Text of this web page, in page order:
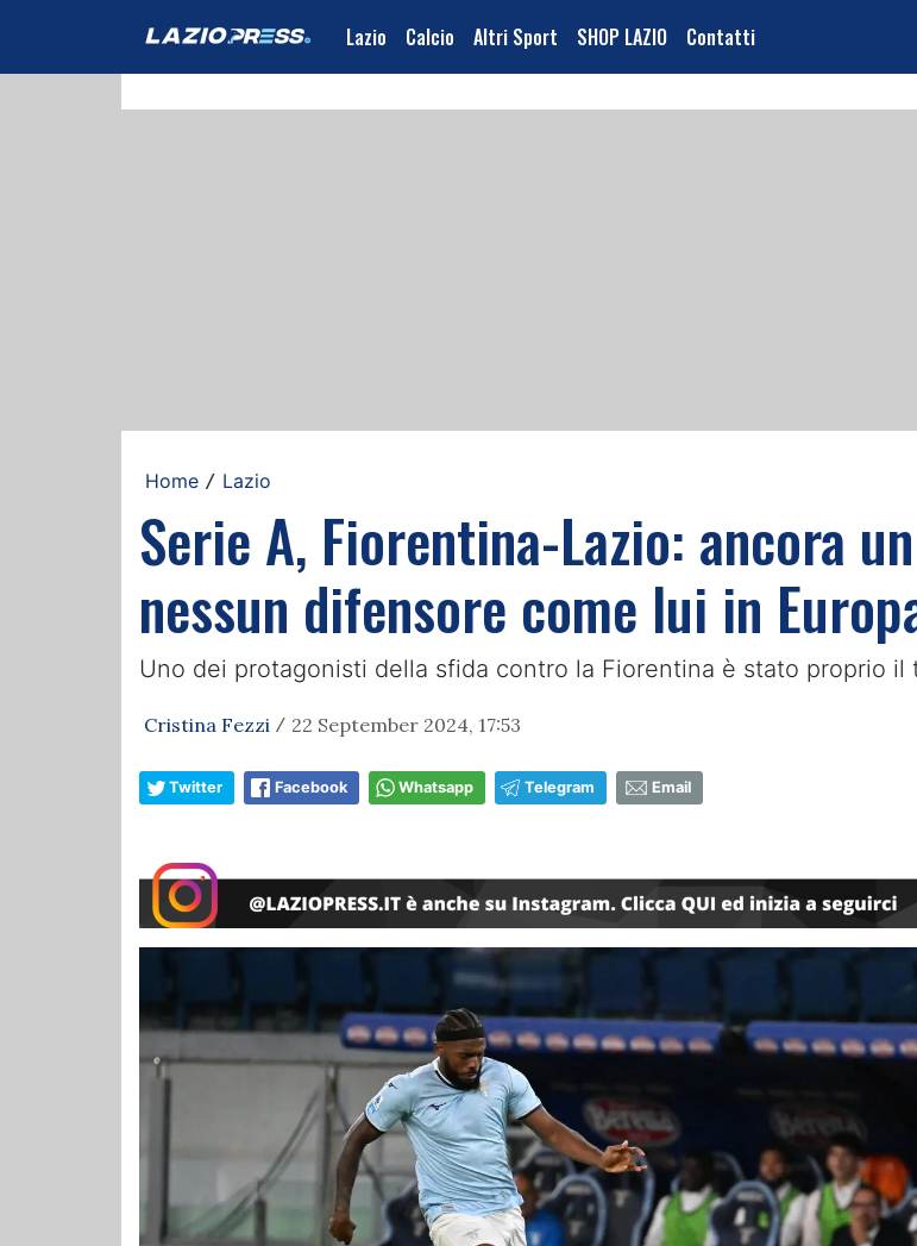
Lazio Calcio Altri Sport SHOP LAZIO Contatti
Home / Lazio
Serie A, Fiorentina-Lazio: ancora
nessun difensore come lui in
Uno dei protagonisti della sfida contro la Fiorentina è stato proprio
Cristina Fezzi / 22 September 2024, 17:53
Twitter Facebook Whatsapp Telegram Email